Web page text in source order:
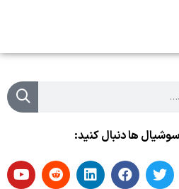
سوشیال ها دنبال کنید: